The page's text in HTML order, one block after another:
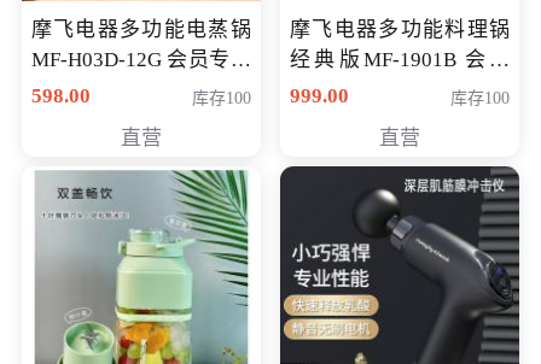
摩飞电器多功能电蒸锅
MF-H03D-12G 会员专享
价398元
598.00 库存100
直营
摩飞电器多功能料理锅
经典版MF-1901B 会员
专享价399元
999.00 库存100
直营